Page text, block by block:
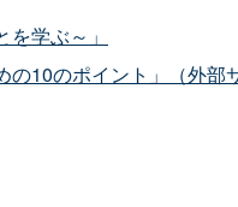
を学ぶ～」
の10のポイント」（外部